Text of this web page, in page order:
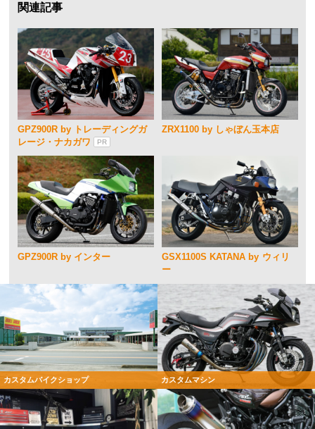
関連記事
GPZ900R by トレーディングガ
レージ・ナカガワ
PR
ZRX1100 by しゃぼん玉本店
GPZ900R by インター
GSX1100S KATANA by ウィリ
ー
カスタムバイクショップ カスタムマシン